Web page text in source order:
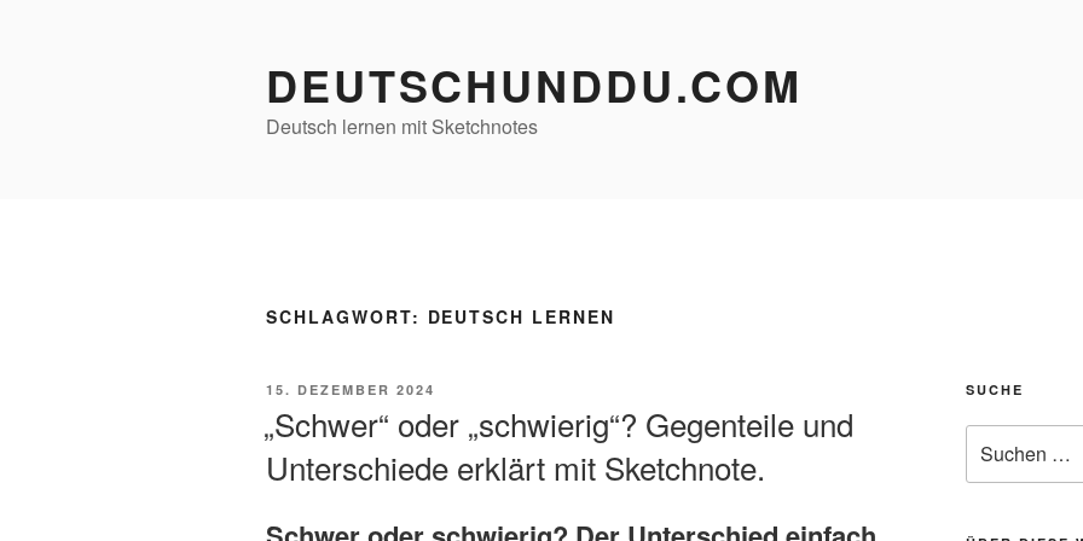
DEUTSCHUNDDU.COM
Deutsch lernen mit Sketchnotes
SCHLAGWORT: DEUTSCH LERNEN
VERÖFFENTLICHT
15. DEZEMBER 2024
„Schwer“ oder „schwierig“? Gegenteile und
Unterschiede erklärt mit Sketchnote.
SUCHE
nach: